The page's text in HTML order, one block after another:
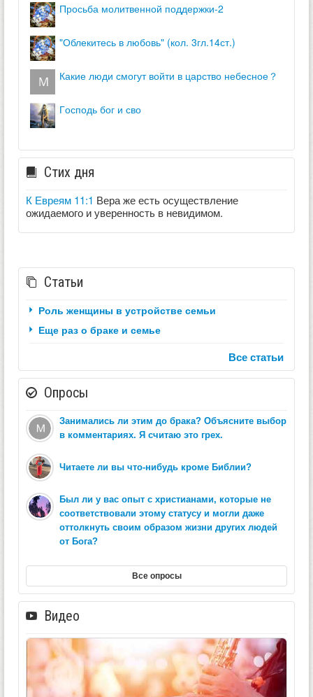
просьба молитвенной поддержки-2
"облекитесь в любовь" (кол. 3гл.14ст.)
какие люди смогут войти в царство небесное？
господь бог и сво
Стих дня
К Евреям 11:1 Вера же есть осуществление
ожидаемого и уверенность в невидимом.
Статьи
Роль женщины в устройстве семьи
Еще раз о браке и семье
Все статьи
Опросы
Занимались ли этим до брака? Объясните выбор
в комментариях. Я считаю это грех.
Читаете ли вы что-нибудь кроме Библии?
Был ли у вас опыт с христианами, которые не
соответствовали этому статусу и могли даже
оттолкнуть своим образом жизни других людей
от Бога?
Все опросы
Видео